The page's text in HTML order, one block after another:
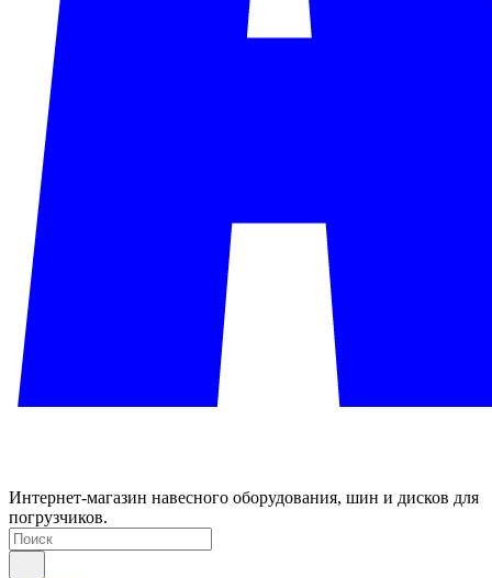
Интернет-магазин навесного оборудования, шин и дисков для
погрузчиков.